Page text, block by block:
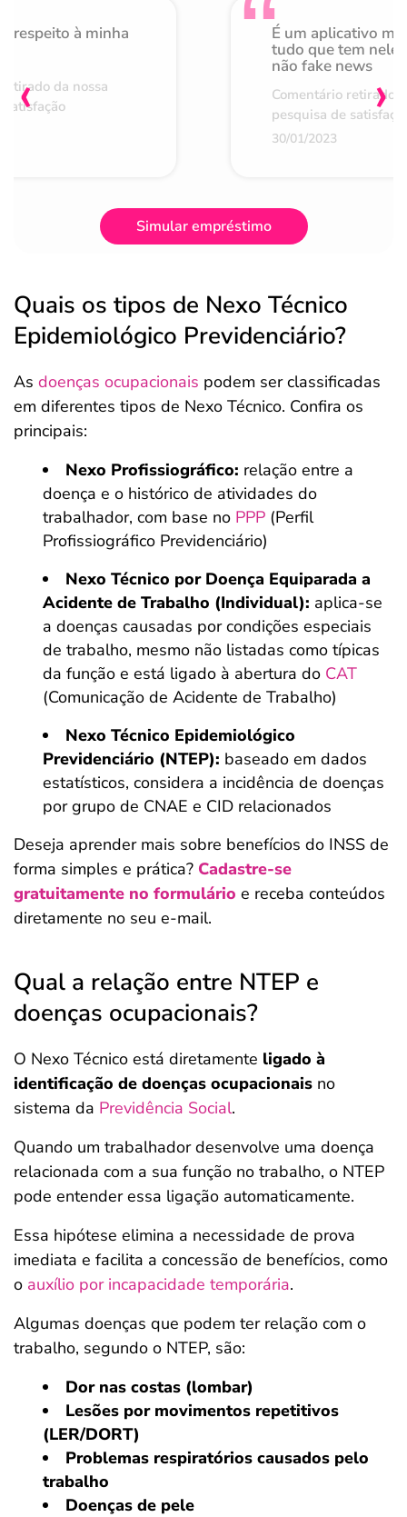
respeito à minha
da nossa
É um aplicativo
tudo que tem nele
não fake news
Comentário retirado
pesquisa de
30/01/2023
‹ ›
Simular empréstimo
Quais os tipos de Nexo Técnico
Epidemiológico Previdenciário?
As doenças ocupacionais podem ser classificadas
em diferentes tipos de Nexo Técnico. Confira os
principais:
Nexo Profissiográfico: relação entre a
doença e o histórico de atividades do
trabalhador, com base no PPP (Perfil
Profissiográfico Previdenciário)
Nexo Técnico por Doença Equiparada a
Acidente de Trabalho (Individual): aplica-se
a doenças causadas por condições especiais
de trabalho, mesmo não listadas como típicas
da função e está ligado à abertura do CAT
(Comunicação de Acidente de Trabalho)
Nexo Técnico Epidemiológico
Previdenciário (NTEP): baseado em dados
estatísticos, considera a incidência de doenças
por grupo de CNAE e CID relacionados
Deseja aprender mais sobre benefícios do INSS de
forma simples e prática? Cadastre-se
gratuitamente no formulário e receba conteúdos
diretamente no seu e-mail.
Qual a relação entre NTEP e
doenças ocupacionais?
O Nexo Técnico está diretamente ligado à
identificação de doenças ocupacionais no
sistema da Previdência Social.
Quando um trabalhador desenvolve uma doença
relacionada com a sua função no trabalho, o NTEP
pode entender essa ligação automaticamente.
Essa hipótese elimina a necessidade de prova
imediata e facilita a concessão de benefícios, como
o auxílio por incapacidade temporária.
Algumas doenças que podem ter relação com o
trabalho, segundo o NTEP, são:
Dor nas costas (lombar)
Lesões por movimentos repetitivos
(LER/DORT)
Problemas respiratórios causados pelo
trabalho
Doenças de pele